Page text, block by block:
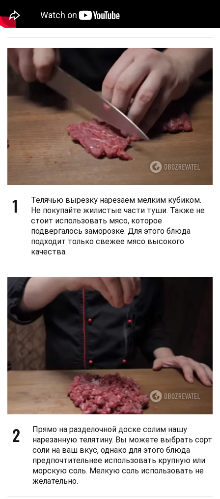
1
Телячью вырезку нарезаем мелким кубиком.
Не покупайте жилистые части туши. Также не
стоит использовать мясо, которое
подвергалось заморозке. Для этого блюда
подходит только свежее мясо высокого
качества.
2
Прямо на разделочной доске солим нашу
нарезанную телятину. Вы можете выбрать сорт
соли на ваш вкус, однако для этого блюда
предпочтительнее использовать крупную или
морскую соль. Мелкую соль использовать не
желательно.